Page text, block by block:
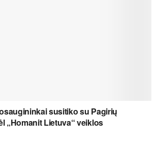
susitiko su Pagirių
„Homanit Lietuva“ veiklos